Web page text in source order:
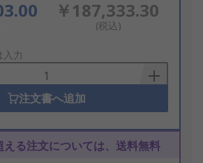
￥187,333.30
(税込)
入力
注文書へ追加
る注文については、送料無料